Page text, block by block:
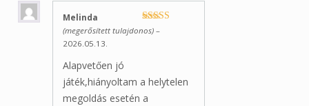
Értékelés:
Melinda
(megerősített tulajdonos) –
2026.05.13.
Alapvetően jó
játék,hiányoltam a helytelen
megoldás esetén a